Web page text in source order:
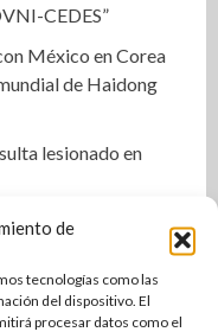
de
tecnologías como las
del dispositivo. El
procesar datos como el
CEDES”
México en Corea
de Haidong
lesionado en
operativo
para búsqueda de